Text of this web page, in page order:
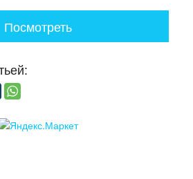
Посмотреть